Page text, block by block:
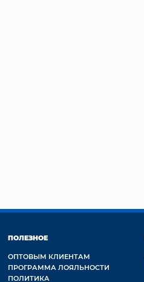
ПОЛЕЗНОЕ
ОПТОВЫМ КЛИЕНТАМ
ПРОГРАММА ЛОЯЛЬНОСТИ
ПОЛИТИКА